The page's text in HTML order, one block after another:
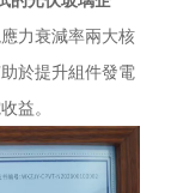
力衰減率兩大核
於提升組件發電
益。